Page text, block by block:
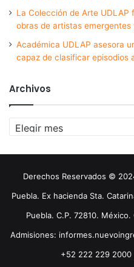
La Colección de Arte
obras de artistas emergentes
Académica UDLAP asesora
capaz de clasificar episodios
Archivos
Archivos
Derechos Reservados ©
Puebla. Ex hacienda Sta.
Puebla. C.P. 72810.
Admisiones:
+52 222 229 2000 |